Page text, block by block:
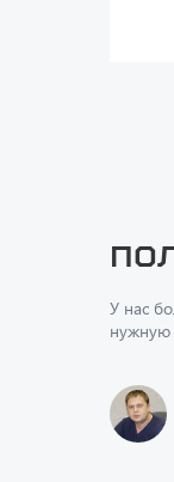
У нас
нужную